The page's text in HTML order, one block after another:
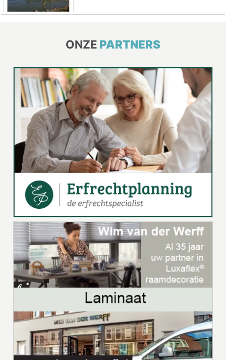
ONZE PARTNERS